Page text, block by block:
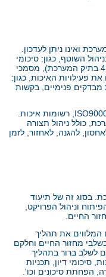
ואינו ניתן לעדכון.
השוטף, כגון: סיכומי
דיון, מזכרים, לוחות זמנים (כנספח לסעיף 4.2 בתיק המערכת), מסמכי
פעילויות האיכות, כגון:
פנימיים, בקשות
, רשומות איכות.
כולל ניהול תצורה
להגנה, לאחזור, לזמן
בסוג זה של תיעוד
וניהול הפרויקט,
החיים.
המלווים את תהליך
מחזור החיים וחלקם
לשלב ברור בתהליך
סיכומי דיון, תכניות
הפחתת סיכונים וכו'.